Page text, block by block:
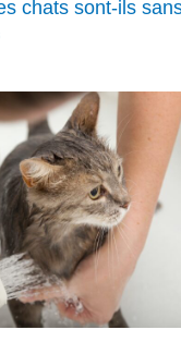
chats sont-ils